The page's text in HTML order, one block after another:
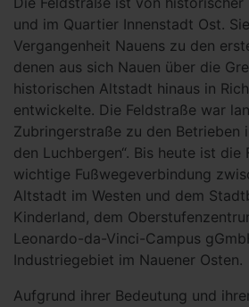
und im Quartier Innenstadt Ost.
Vergangenheit Nauens zu den
denen aus sich Nauen über die
historischen Altstadt hinaus in
entwickelte. Die Feldstraße war
Zubringerstraße zu den Betrieben
den Luchbergen“. Bis heute ist die
wichtige Fußwegeverbindung
Altstadt im Westen und dem
Kinderland, dem
Leonardo-da-Vinci-Campus
Industriegebiet im Nauener Osten.
Aufgrund ihrer Bedeutung und